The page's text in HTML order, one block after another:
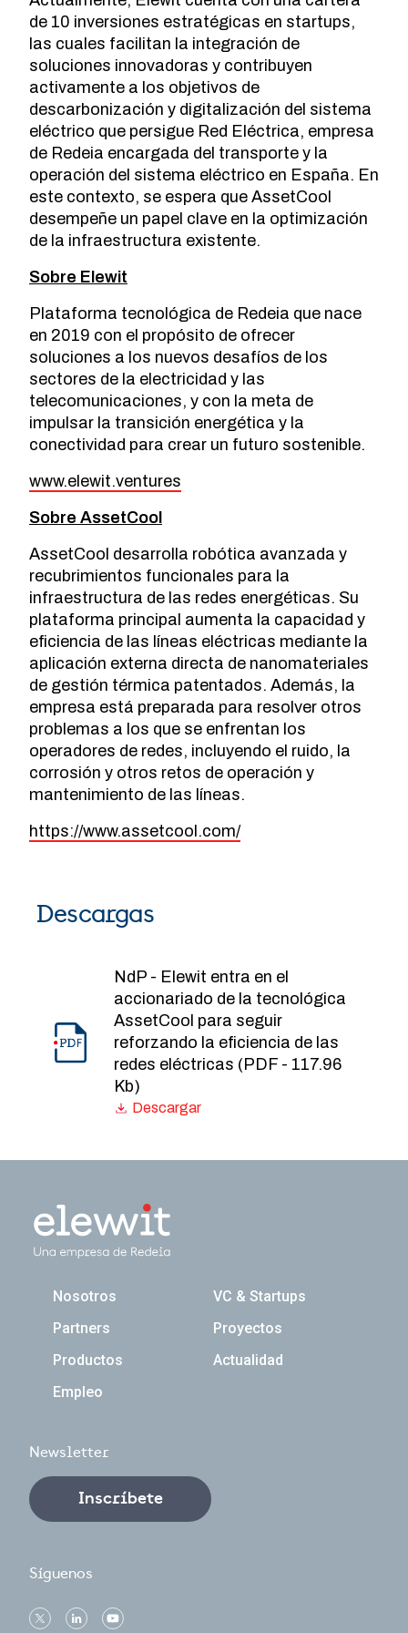
de 10 inversiones estratégicas en startups,
las cuales facilitan la integración de
soluciones innovadoras y contribuyen
activamente a los objetivos de
descarbonización y digitalización del sistema
eléctrico que persigue Red Eléctrica, empresa
de Redeia encargada del transporte y la
operación del sistema eléctrico en España. En
este contexto, se espera que AssetCool
desempeñe un papel clave en la optimización
de la infraestructura existente.
Sobre Elewit
Plataforma tecnológica de Redeia que nace
en 2019 con el propósito de ofrecer
soluciones a los nuevos desafíos de los
sectores de la electricidad y las
telecomunicaciones, y con la meta de
impulsar la transición energética y la
conectividad para crear un futuro sostenible.
www.elewit.ventures
Sobre AssetCool
AssetCool desarrolla robótica avanzada y
recubrimientos funcionales para la
infraestructura de las redes energéticas. Su
plataforma principal aumenta la capacidad y
eficiencia de las líneas eléctricas mediante la
aplicación externa directa de nanomateriales
de gestión térmica patentados. Además, la
empresa está preparada para resolver otros
problemas a los que se enfrentan los
operadores de redes, incluyendo el ruido, la
corrosión y otros retos de operación y
mantenimiento de las líneas.
https://www.assetcool.com/
Descargas
NdP - Elewit entra en el
accionariado de la tecnológica
AssetCool para seguir
reforzando la eficiencia de las
redes eléctricas (PDF - 117.96
Kb)
Navegación principal
Nosotros
VC & Startups
Partners
Proyectos
Productos
Actualidad
Empleo
Newsletter
Inscríbete
Síguenos